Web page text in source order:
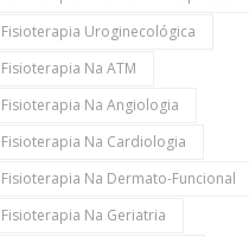
Fisioterapia Uroginecológica
Fisioterapia Na ATM
Fisioterapia Na Angiologia
Fisioterapia Na Cardiologia
Fisioterapia Na Dermato-Funcional
Fisioterapia Na Geriatria